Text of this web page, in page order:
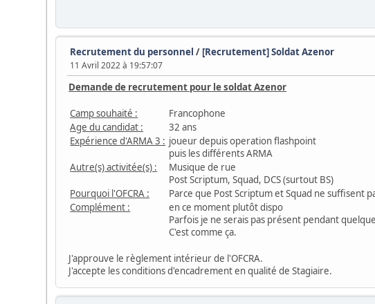
Recrutement du personnel / [Recrutement] Soldat Azenor
11 Avril 2022 à 19:57:07
Demande de recrutement pour le soldat Azenor
Camp souhaité :
Francophone
Age du candidat :
32 ans
Expérience d'ARMA 3 : joueur depuis operation flashpoint
puis les différents ARMA
Autre(s) activitée(s) :
Musique de rue
Post Scriptum, Squad, DCS (surtout BS)
Pourquoi l'OFCRA :
Parce que Post Scriptum et Squad ne suffisent
Complément :
en ce moment plutôt dispo
Parfois je ne serais pas présent pendant
C'est comme ça.
J'approuve le règlement intérieur de l'OFCRA.
J'accepte les conditions d'encadrement en qualité de Stagiaire.